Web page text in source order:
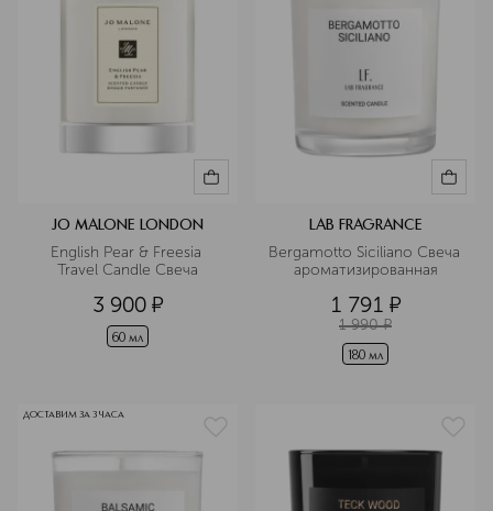
JO MALONE LONDON
English Pear & Freesia
Travel Candle Свеча
3 900 ¤
60 мл
LAB FRAGRANCE
Bergamotto Siciliano Свеча
ароматизированная
1 791 ¤
1 990 ¤
180 мл
ДОСТАВИМ ЗА 3 ЧАСА